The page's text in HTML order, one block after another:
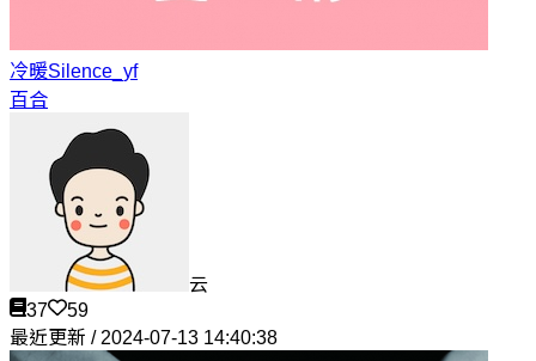
冷暖Silence_yf
百合
云
37
59
最近更新 / 2024-07-13 14:40:38